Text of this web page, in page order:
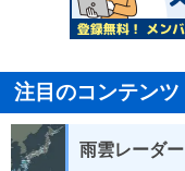
注目のコンテンツ
雨雲レーダー